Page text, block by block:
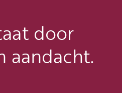
door
aandacht.